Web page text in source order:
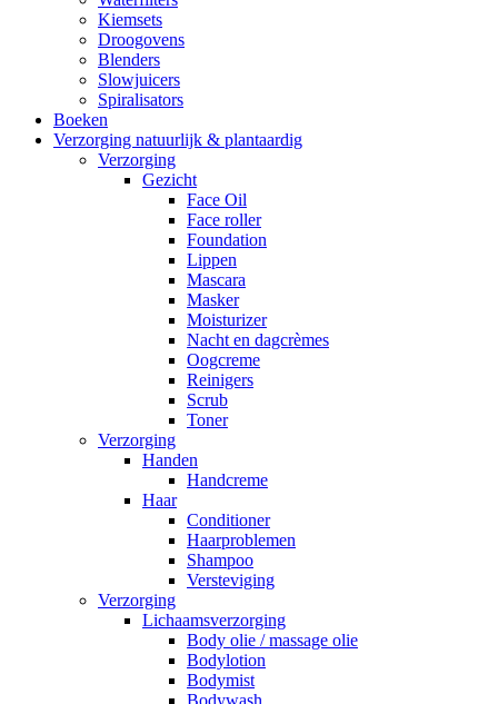
Kiemsets
Droogovens
Blenders
Slowjuicers
Spiralisators
Boeken
Verzorging natuurlijk & plantaardig
Verzorging
Gezicht
Face Oil
Face roller
Foundation
Lippen
Mascara
Masker
Moisturizer
Nacht en dagcrèmes
Oogcreme
Reinigers
Scrub
Toner
Verzorging
Handen
Handcreme
Haar
Conditioner
Haarproblemen
Shampoo
Versteviging
Verzorging
Lichaamsverzorging
Body olie / massage olie
Bodylotion
Bodymist
Bodywash